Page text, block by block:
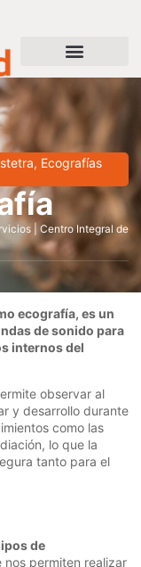
, Ecografías
| Centro Integral de
ecografía, es un
de sonido para
internos del
observar al
y desarrollo durante
como las
lo que la
tanto para el
de
nos permiten realizar